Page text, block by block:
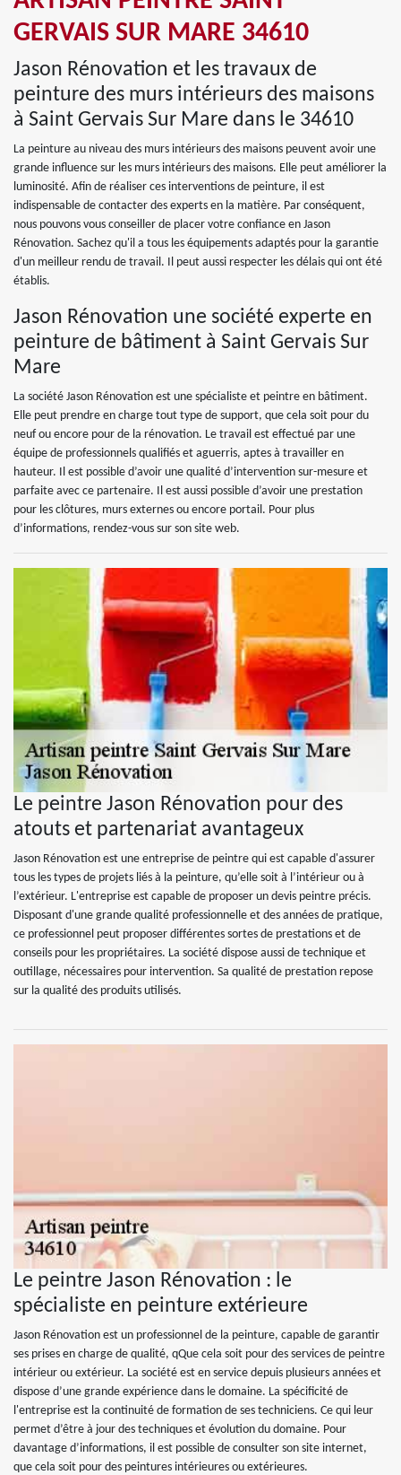
GERVAIS SUR MARE 34610
Jason Rénovation et les travaux de
peinture des murs intérieurs des maisons
à Saint Gervais Sur Mare dans le 34610
La peinture au niveau des murs intérieurs des maisons peuvent avoir une
grande influence sur les murs intérieurs des maisons. Elle peut améliorer la
luminosité. Afin de réaliser ces interventions de peinture, il est
indispensable de contacter des experts en la matière. Par conséquent,
nous pouvons vous conseiller de placer votre confiance en Jason
Rénovation. Sachez qu'il a tous les équipements adaptés pour la garantie
d'un meilleur rendu de travail. Il peut aussi respecter les délais qui ont été
établis.
Jason Rénovation une société experte en
peinture de bâtiment à Saint Gervais Sur
Mare
La société Jason Rénovation est une spécialiste et peintre en bâtiment.
Elle peut prendre en charge tout type de support, que cela soit pour du
neuf ou encore pour de la rénovation. Le travail est effectué par une
équipe de professionnels qualifiés et aguerris, aptes à travailler en
hauteur. Il est possible d’avoir une qualité d’intervention sur-mesure et
parfaite avec ce partenaire. Il est aussi possible d’avoir une prestation
pour les clôtures, murs externes ou encore portail. Pour plus
d’informations, rendez-vous sur son site web.
Le peintre Jason Rénovation pour des
atouts et partenariat avantageux
Jason Rénovation est une entreprise de peintre qui est capable d'assurer
tous les types de projets liés à la peinture, qu’elle soit à l’intérieur ou à
l’extérieur. L'entreprise est capable de proposer un devis peintre précis.
Disposant d'une grande qualité professionnelle et des années de pratique,
ce professionnel peut proposer différentes sortes de prestations et de
conseils pour les propriétaires. La société dispose aussi de technique et
outillage, nécessaires pour intervention. Sa qualité de prestation repose
sur la qualité des produits utilisés.
Le peintre Jason Rénovation : le
spécialiste en peinture extérieure
Jason Rénovation est un professionnel de la peinture, capable de garantir
ses prises en charge de qualité, qQue cela soit pour des services de peintre
intérieur ou extérieur. La société est en service depuis plusieurs années et
dispose d’une grande expérience dans le domaine. La spécificité de
l'entreprise est la continuité de formation de ses techniciens. Ce qui leur
permet d’être à jour des techniques et évolution du domaine. Pour
davantage d’informations, il est possible de consulter son site internet,
que cela soit pour des peintures intérieures ou extérieures.